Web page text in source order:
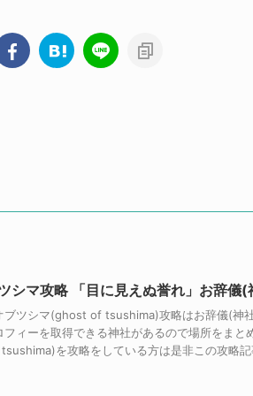
シマ攻略 「目に見えぬ誉れ」お辞儀
ブツシマ(ghost of tsushima)攻略はお辞儀(神
フィーを取得できる神社があるので場所をまと
を攻略をしている方は是非この攻略記